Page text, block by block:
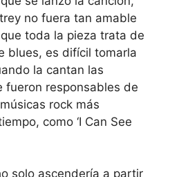
no fuera tan amable
toda la pieza trata de
blues, es difícil tomarla
la cantan las
fueron responsables de
rock más
como ‘I Can See
solo ascendería a partir